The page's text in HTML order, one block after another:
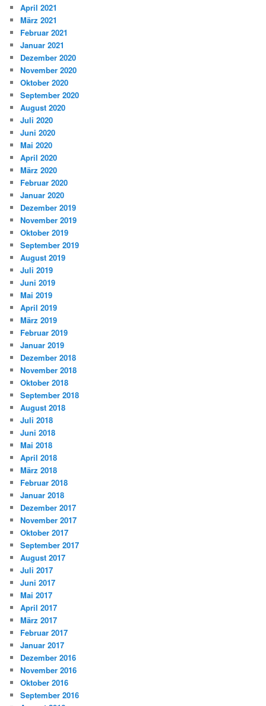
April 2021
März 2021
Februar 2021
Januar 2021
Dezember 2020
November 2020
Oktober 2020
September 2020
August 2020
Juli 2020
Juni 2020
Mai 2020
April 2020
März 2020
Februar 2020
Januar 2020
Dezember 2019
November 2019
Oktober 2019
September 2019
August 2019
Juli 2019
Juni 2019
Mai 2019
April 2019
März 2019
Februar 2019
Januar 2019
Dezember 2018
November 2018
Oktober 2018
September 2018
August 2018
Juli 2018
Juni 2018
Mai 2018
April 2018
März 2018
Februar 2018
Januar 2018
Dezember 2017
November 2017
Oktober 2017
September 2017
August 2017
Juli 2017
Juni 2017
Mai 2017
April 2017
März 2017
Februar 2017
Januar 2017
Dezember 2016
November 2016
Oktober 2016
September 2016